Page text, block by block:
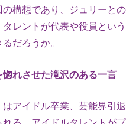
構想であり、ジュリーと
タレントが代表や役員とい
だろうか。
れさせた滝沢のある一言
はアイドル卒業、芸能界引